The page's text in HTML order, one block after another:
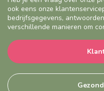
ook eens onze
bedrijfsgegevens,
verschillende manieren om